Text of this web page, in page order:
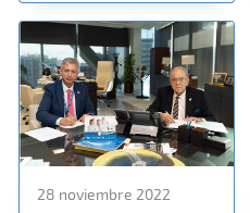
28 noviembre 2022